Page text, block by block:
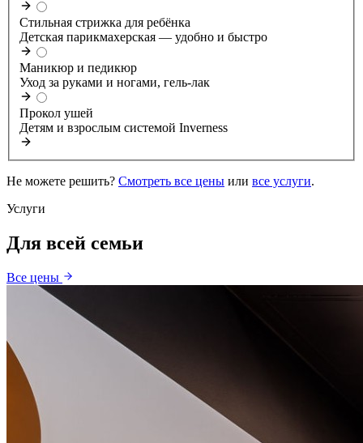
Стильная стрижка для ребёнка
Детская парикмахерская — удобно и быстро
Маникюр и педикюр
Уход за руками и ногами, гель-лак
Прокол ушей
Детям и взрослым системой Inverness
Не можете решить? Смотреть все цены или все услуги.
Услуги
Для всей семьи
Все цены